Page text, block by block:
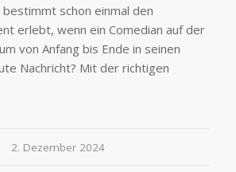
schon einmal den
erlebt, wenn ein Comedian auf der
von Anfang bis Ende in seinen
Nachricht? Mit der richtigen
2. Dezember 2024